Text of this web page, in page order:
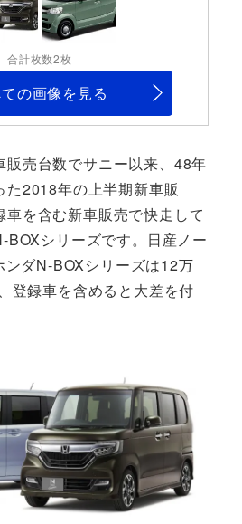
合計枚数2枚
の画像を見る
販売台数でサニー以来、48年
た2018年の上半期新車販
を含む新車販売で快走して
BOXシリーズです。日産ノー
ンダN-BOXシリーズは12万
登録車を含めると大差を付